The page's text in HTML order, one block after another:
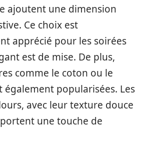
ajoutent une dimension
Ce choix est
apprécié pour les soirées
est de mise. De plus,
comme le coton ou le
également popularisées. Les
avec leur texture douce
une touche de